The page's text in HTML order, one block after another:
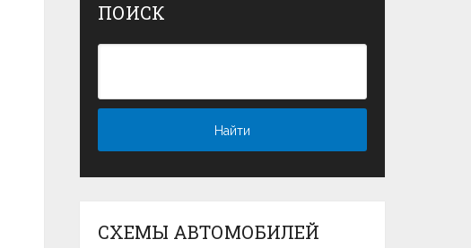
ПОИСК
СХЕМЫ АВТОМОБИЛЕЙ